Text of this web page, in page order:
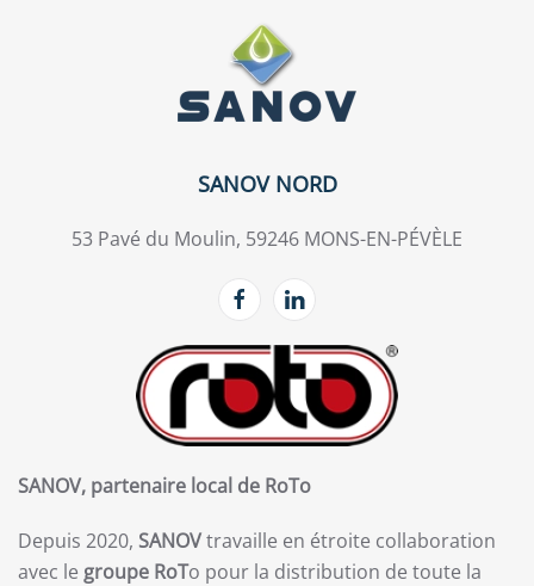
SANOV NORD
53 Pavé du Moulin, 59246 MONS-EN-PÉVÈLE
SANOV, partenaire local de RoTo
Depuis 2020, SANOVtravaille en étroite collaboration
avec le groupe RoTo pour la distribution de toute la